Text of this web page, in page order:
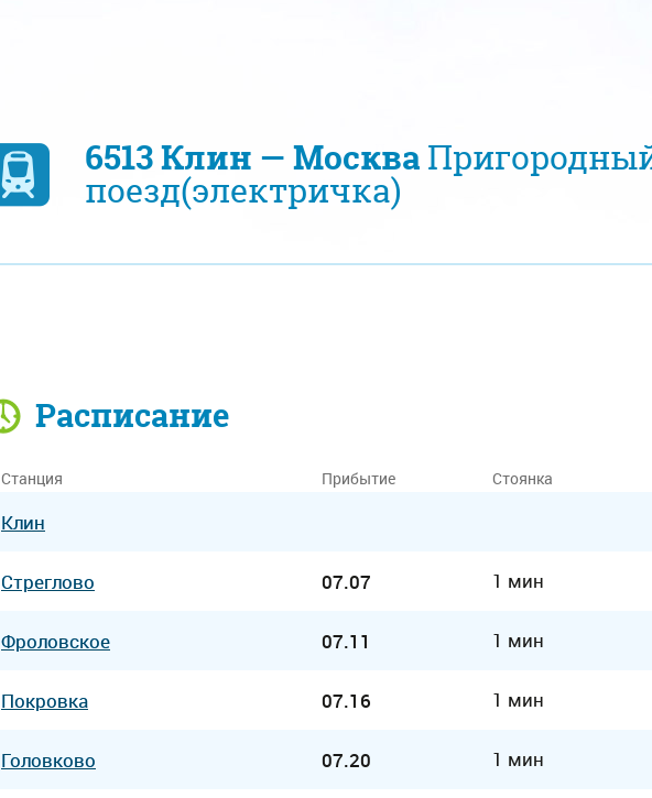
6513 Клин — Москва
поезд(электричка)
Расписание
Станция Прибытие Стоянка
Клин
Стреглово 07.07 1 мин
Фроловское 07.11 1 мин
Покровка 07.16 1 мин
Головково 07.20 1 мин